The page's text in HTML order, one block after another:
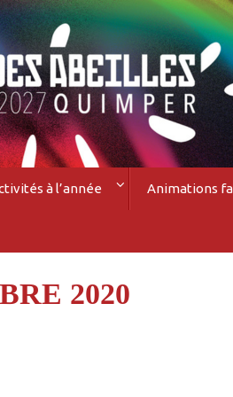
à l’année Animations
2020